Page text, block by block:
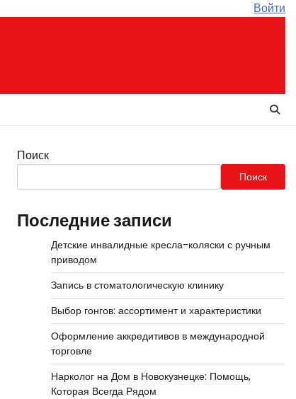
Войти
Поиск
Поиск
Последние записи
Детские инвалидные кресла-коляски с ручным
приводом
Запись в стоматологическую клинику
Выбор гонгов: ассортимент и характеристики
Оформление аккредитивов в международной
торговле
Нарколог на Дом в Новокузнецке: Помощь,
Которая Всегда Рядом